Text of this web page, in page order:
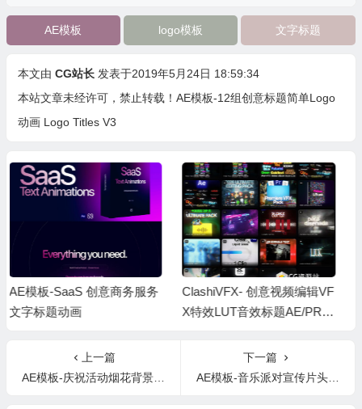
AE模板 logo模板 文字标题
本文由 CG站长 发表于2019年5月24日 18:59:34
本站文章未经许可，禁止转载！ AE模板-12组创意标题简单Logo
动画 Logo Titles V3
ClashiVFX- 创意视频编辑VF
X特效LUT音效标题AE/PR模
AE+PR模板-100种动态文字
开场电影感标题宣传片 100
上一篇
AE模板-庆祝活动烟花背景文字标题开场 Fireworks
下一篇
AE模板-音乐派对宣传片头Music Party